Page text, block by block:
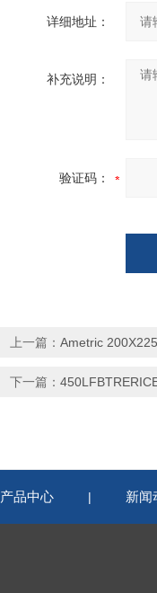
详细地址：
补充说明：
验证码：
上一篇： Ametric
下一篇：
产品中心 | 新闻